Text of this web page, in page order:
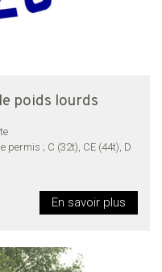
poids lourds
permis ; C (32t), CE (44t), D
En savoir plus